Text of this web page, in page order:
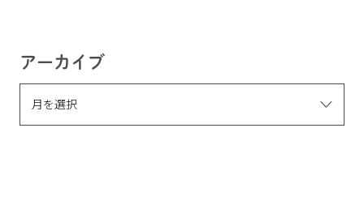
アーカイブ